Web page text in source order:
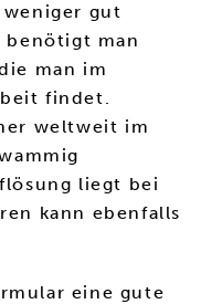
gut
benötigt man
man im
findet.
weltweit im
liegt bei
kann ebenfalls
eine gute